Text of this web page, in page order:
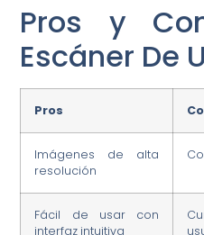
Pros y
Escáner De
Pros
Imágenes de alta
resolución
Fácil de usar con
interfaz intuitiva